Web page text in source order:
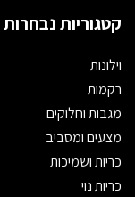
קטגוריות נבחרות
וילונות
רקמות
מגבות וחלוקים
מצעים ומסביב
כריות ושמיכות
כריות נוי